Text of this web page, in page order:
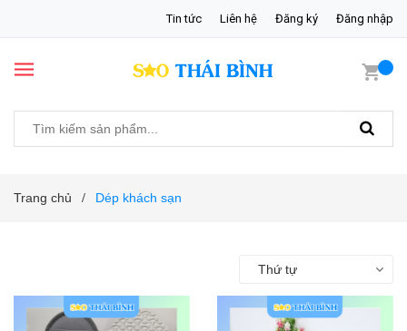
Tin tức Liên hệ Đăng ký Đăng nhập
Trang chủ / Dép khách sạn
Thứ tự